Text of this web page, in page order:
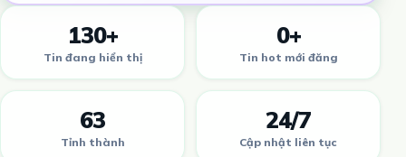
130+
Tin đang hiển thị
0+
Tin hot mới đăng
63
Tỉnh thành
24/7
Cập nhật liên tục